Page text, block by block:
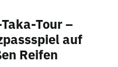
Tour –
auf
Reifen